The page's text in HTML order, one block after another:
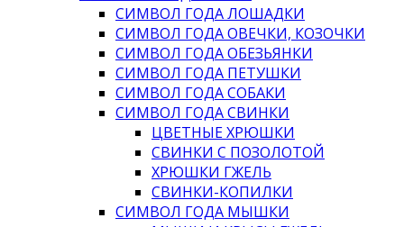
СИМВОЛ ГОДА ЛОШАДКИ
СИМВОЛ ГОДА ОВЕЧКИ, КОЗОЧКИ
СИМВОЛ ГОДА ОБЕЗЬЯНКИ
СИМВОЛ ГОДА ПЕТУШКИ
СИМВОЛ ГОДА СОБАКИ
СИМВОЛ ГОДА СВИНКИ
ЦВЕТНЫЕ ХРЮШКИ
СВИНКИ С ПОЗОЛОТОЙ
ХРЮШКИ ГЖЕЛЬ
СВИНКИ-КОПИЛКИ
СИМВОЛ ГОДА МЫШКИ